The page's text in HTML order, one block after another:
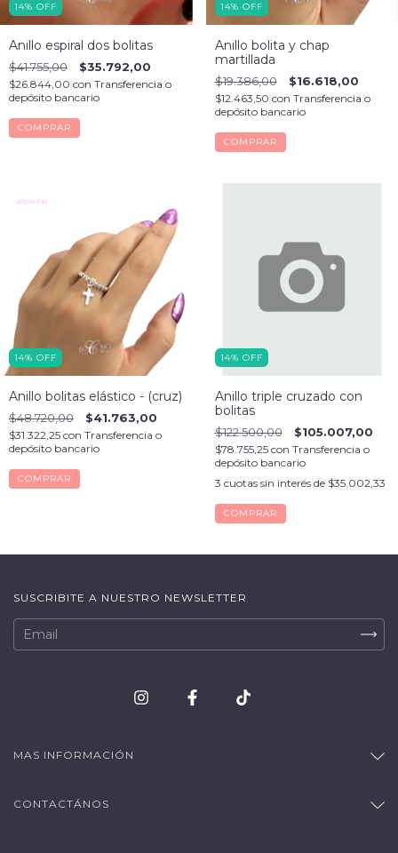
14% OFF
Anillo espiral dos bolitas
$41.755,00 $35.792,00
$26.844,00 con Transferencia o
depósito bancario
COMPRAR
14% OFF
Anillo bolita y chap
martillada
$19.386,00 $16.618,00
$12.463,50 con Transferencia o
depósito bancario
COMPRAR
14% OFF
Anillo bolitas elástico - (cruz)
$48.720,00 $41.763,00
$31.322,25 con Transferencia o
depósito bancario
COMPRAR
14% OFF
Anillo triple cruzado con
bolitas
$122.500,00 $105.007,00
$78.755,25 con Transferencia o
depósito bancario
3 cuotas sin interés de $35.002,33
COMPRAR
SUSCRIBITE A NUESTRO NEWSLETTER
MAS INFORMACIÓN
CONTACTÁNOS